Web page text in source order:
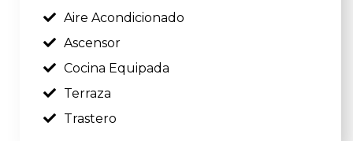
Aire Acondicionado
Ascensor
Cocina Equipada
Terraza
Trastero